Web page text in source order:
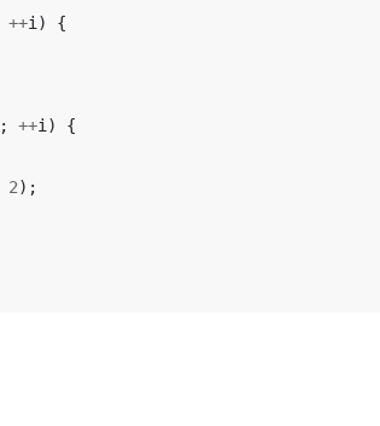
++i )
{
; ++i )
{
2);